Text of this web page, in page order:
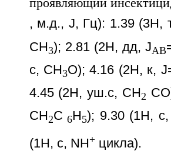
, м.д., J, Гц): 1.39 (3H,
СН3); 2.81 (2Н, дд, JAB
c, СН3O); 4.16 (2Н, к,
4.45 (2Н, уш.с, CH2
СН 2С 6Н 5); 9.30 (1Н,
(1H, с, NH+цикла).